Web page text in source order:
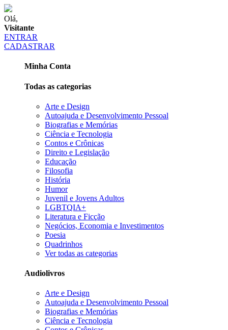
Olá,
Visitante
ENTRAR
CADASTRAR
Minha Conta
Todas as categorias
Arte e Design
Autoajuda e Desenvolvimento Pessoal
Biografias e Memórias
Ciência e Tecnologia
Contos e Crônicas
Direito e Legislação
Educação
Filosofia
História
Humor
Juvenil e Jovens Adultos
LGBTQIA+
Literatura e Ficção
Negócios, Economia e Investimentos
Poesia
Quadrinhos
Ver todas as categorias
Audiolivros
Arte e Design
Autoajuda e Desenvolvimento Pessoal
Biografias e Memórias
Ciência e Tecnologia